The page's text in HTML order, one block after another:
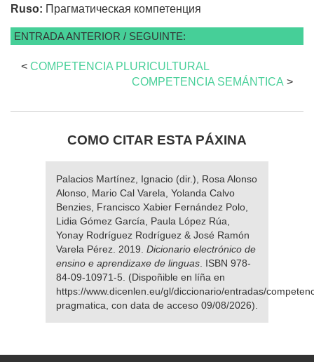
Ruso: Прагматическая компетенция
ENTRADA ANTERIOR / SEGUINTE:
< COMPETENCIA PLURICULTURAL
COMPETENCIA SEMÁNTICA >
COMO CITAR ESTA PÁXINA
Palacios Martínez, Ignacio (dir.), Rosa Alonso
Alonso, Mario Cal Varela, Yolanda Calvo
Benzies, Francisco Xabier Fernández Polo,
Lidia Gómez García, Paula López Rúa,
Yonay Rodríguez Rodríguez & José Ramón
Varela Pérez. 2019. Dicionario electrónico de
ensino e aprendizaxe de linguas . ISBN 978-
84-09-10971-5. (Dispoñible en líña en
https://www.dicenlen.eu/gl/diccionario/entradas/
pragmatica, con data de acceso 09/08/2026).